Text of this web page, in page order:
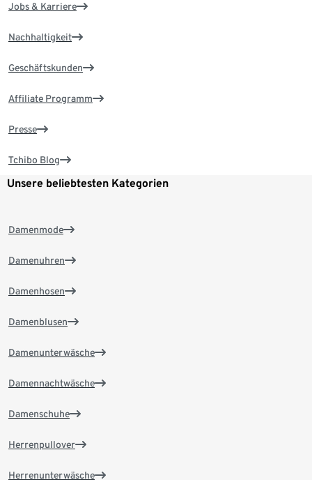
Jobs & Karriere
Nachhaltigkeit
Geschäftskunden
Affiliate Programm
Presse
Tchibo Blog
Unsere beliebtesten Kategorien
Damenmode
Damenuhren
Damenhosen
Damenblusen
Damenunterwäsche
Damennachtwäsche
Damenschuhe
Herrenpullover
Herrenunterwäsche